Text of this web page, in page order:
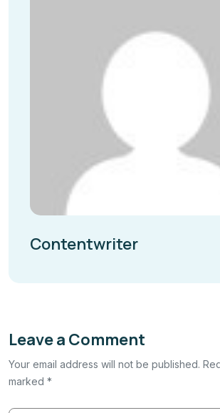
Contentwriter
Leave a Comment
Your email address will not be published.
marked *